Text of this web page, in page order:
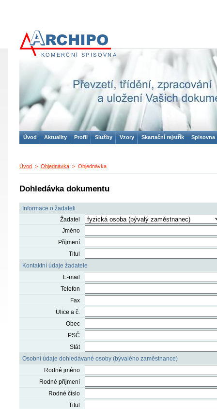
ARCHIPO komerční spisovna
Úvod > Objednávka > Objednávka
Dohledávka dokumentu
Informace o žadateli
Žadatel
Jméno
Příjmení
Titul
Kontaktní údaje žadatele
E-mail
Telefon
Fax
Ulice a č.
Obec
PSČ
Stát
Osobní údaje dohledávané osoby (bývalého zaměstnance)
Rodné jméno
Rodné příjmení
Rodné číslo
Titul
Úvod Aktuality Profil Služby Vzory Skartační rejstřík Spisovna